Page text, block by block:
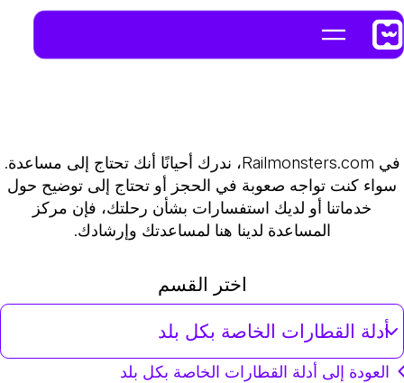
في Railmonsters.com، ندرك أحيانًا أنك تحتاج إلى مساعدة.
سواء كنت تواجه صعوبة في الحجز أو تحتاج إلى توضيح حول
خدماتنا أو لديك استفسارات بشأن رحلتك، فإن مركز
المساعدة لدينا هنا لمساعدتك وإرشادك.
اختر القسم
أدلة القطارات الخاصة بكل بلد
العودة إلى أدلة القطارات الخاصة بكل بلد